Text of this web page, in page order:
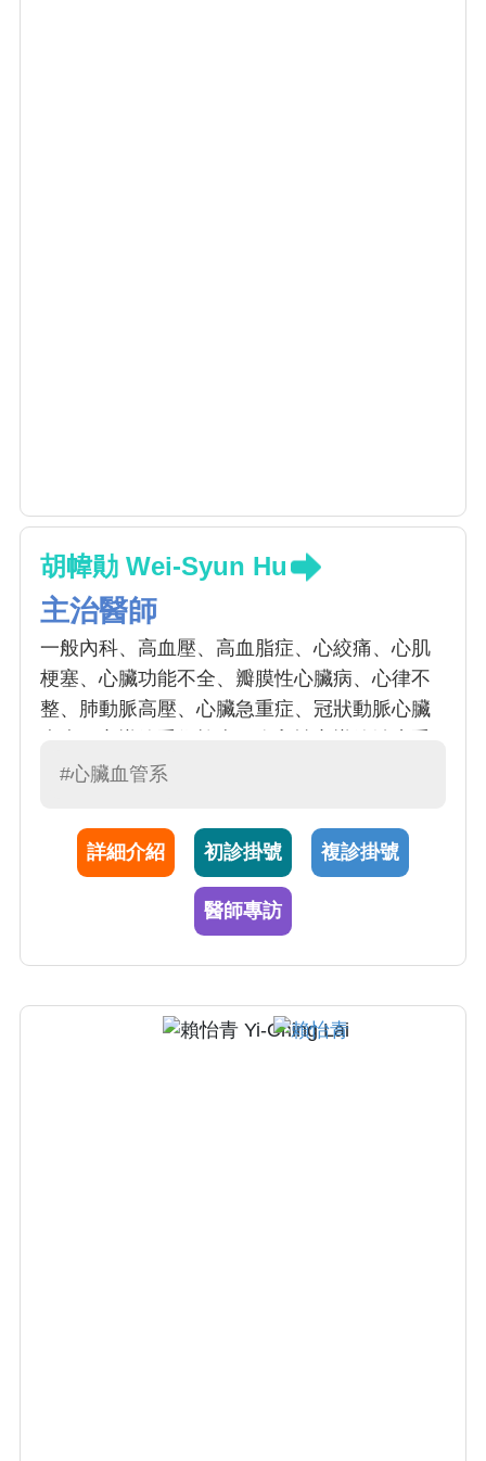
胡幃勛 Wei-Syun Hu
主治醫師
一般內科、高血壓、高血脂症、心絞痛、心肌
梗塞、心臟功能不全、瓣膜性心臟病、心律不
整、肺動脈高壓、心臟急重症、冠狀動脈心臟
術、心臟超音波
#心臟血管系
詳細介紹 初診掛號 複診掛號
醫師專訪